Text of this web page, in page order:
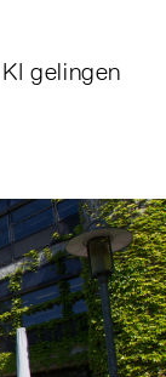
gelingen